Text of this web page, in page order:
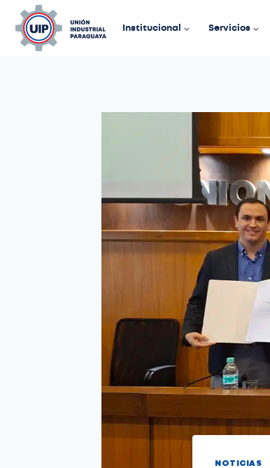
Institucional Servicios
NOTICIAS